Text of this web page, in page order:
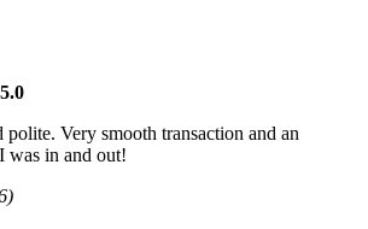
5.0
Very smooth transaction and an
was in and out!